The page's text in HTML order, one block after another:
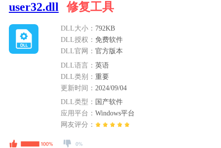
user32.dll 修复工具
DLL大小： 792KB
DLL授权： 免费软件
DLL官网： 官方版本
DLL语言： 英语
DLL类别： 重要
更新时间： 2024/09/04
DLL类型： 国产软件
应用平台： Windows平台
网友评分：